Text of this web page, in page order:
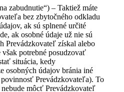
zabudnutie“) – Taktiež máte
bez zbytočného odkladu
ak sú splnené určité
ak osobné údaje už nie sú
Prevádzkovateľ získal alebo
potrebné posudzovať
situácia, kedy
osobných údajov bránia iné
Prevádzkovateľa). To
môcť Prevádzkovateľ